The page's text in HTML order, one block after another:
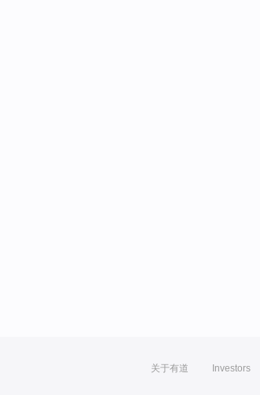
关于有道 Investors